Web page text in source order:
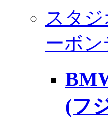
スタジ
ーボ
(フ